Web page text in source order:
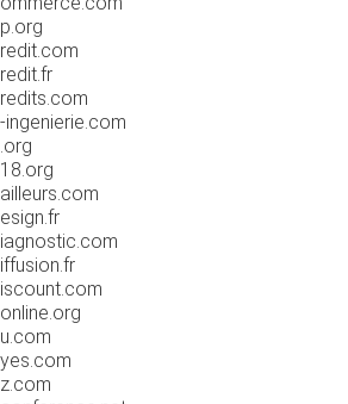
ingenierie.com